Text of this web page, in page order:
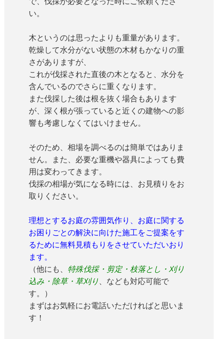
い。
木というのは思ったよりも重量があります。
乾燥して水分がない状態の木材もかなりの重
さがありますが、
これが伐採された直後の木となると、水分を
含んでいるのでさらに重くなります。
また伐採した後は根を抜く場合もあります
が、深く根が張っていると近くの建物への影
響も考慮しなくてはいけません。
そのため、相場を調べるのは簡単ではありま
せん。また、必要な重機や器具によっても費
用は変わってきます。
伐採の相場が気になる時には、お見積りをお
取りください。
理想とするお庭の雰囲気作り、お庭に関する
お困りごとの解決に向けた施工をご提案をす
るために無料見積もりをさせていただいおり
ます。
（他にも、 特殊伐採・剪定・枝落とし・刈り
込み・除草・草刈り、なども対応可能で
す。）
まずはお気軽にお電話いただければと思いま
す！